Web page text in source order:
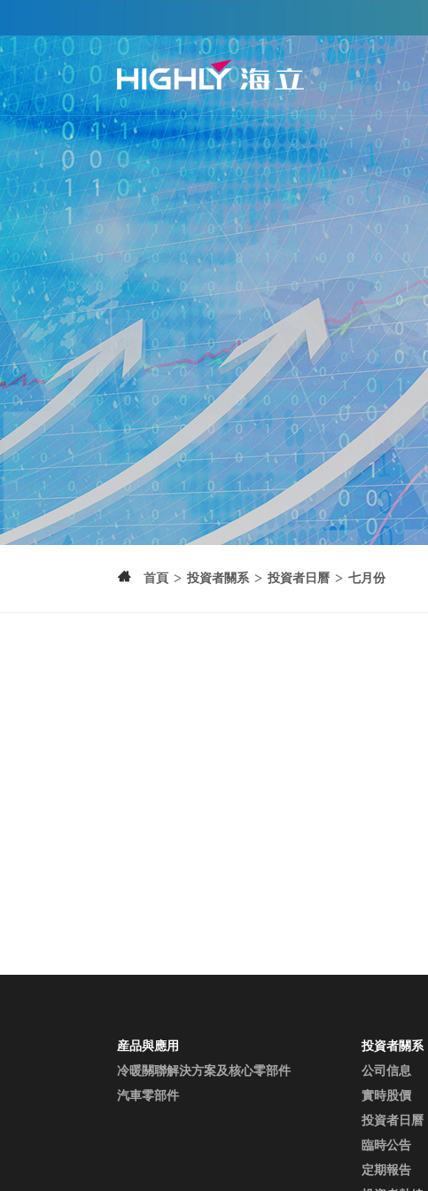
首頁 > 投資者關系 > 投資者日曆 > 七月份
産品與應用
冷暖關聯解決方案及核心零部件
汽車零部件
投資者關系
公司信息
實時股價
投資者日曆
臨時公告
定期報告